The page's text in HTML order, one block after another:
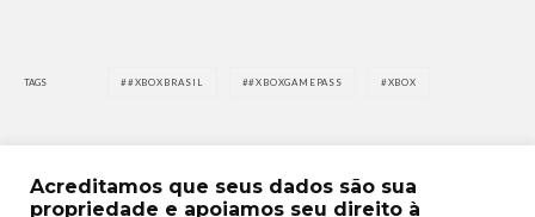
TAGS #XBOXBRASIL #XBOXGAMEPASS XBOX
Acreditamos que seus dados são sua
propriedade e apoiamos seu direito à